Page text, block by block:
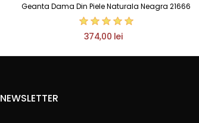
Geanta Dama Din Piele Naturala Neagra 21666
374,00 lei
NEWSLETTER